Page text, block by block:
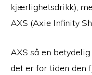
kjærlighetsdrikk),
AXS (Axie Infinity
AXS så en
det er for tiden den